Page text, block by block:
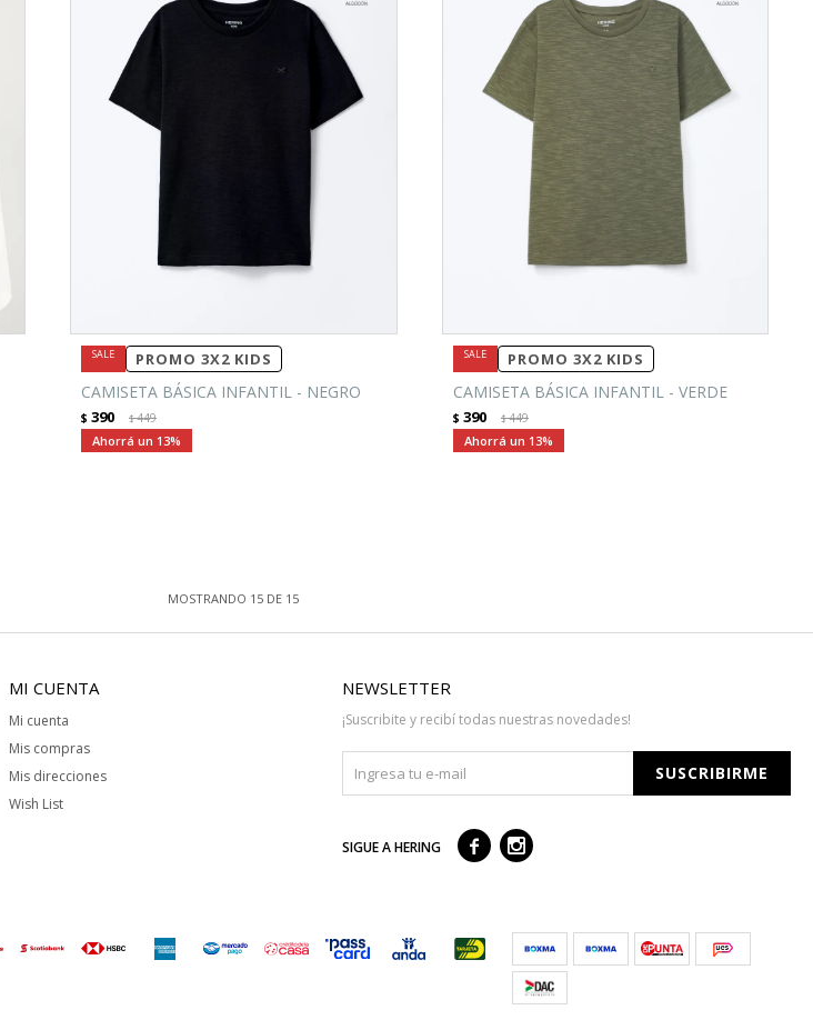
PROMO 3X2 KIDS
CAMISETA BÁSICA INFANTIL - NEGRO
$ 390 $449
13
PROMO 3X2 KIDS
CAMISETA BÁSICA INFANTIL - VERDE
$ 390 $449
13
MOSTRANDO 15 DE 15
MI CUENTA
Mi cuenta
Mis compras
Mis direcciones
Wish List
NEWSLETTER
¡Suscribite y recibí todas nuestras novedades!
SUSCRIBIRME
SIGUE A HERING  